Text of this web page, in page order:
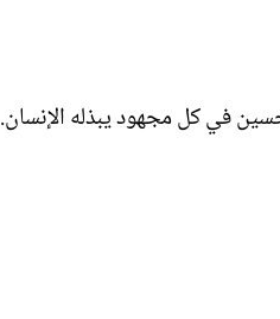
في كل مجهود يبذله الإنسان.